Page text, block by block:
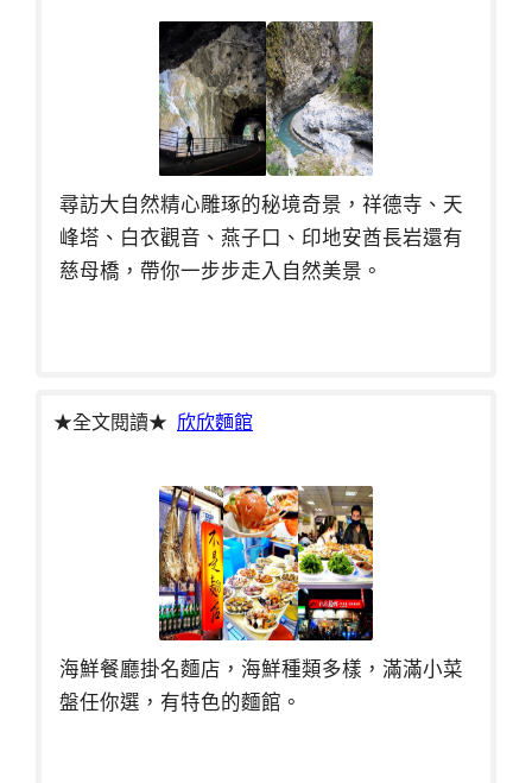
尋訪大自然精心雕琢的秘境奇景，祥德寺、天
峰塔、白衣觀音、燕子口、印地安酋長岩還有
慈母橋，帶你一步步走入自然美景。
★全文閱讀★ 欣欣麵館
海鮮餐廳掛名麵店，海鮮種類多樣，滿滿小菜
盤任你選，有特色的麵館。